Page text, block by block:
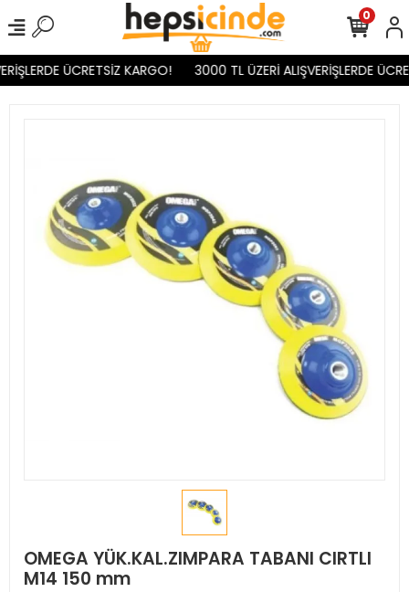
ÜCRETSİZ KARGO! 3000 TL ÜZERİ ALIŞVERİŞLERDE
0
OMEGA YÜK.KAL.ZIMPARA TABANI CIRTLI
M14 150 mm